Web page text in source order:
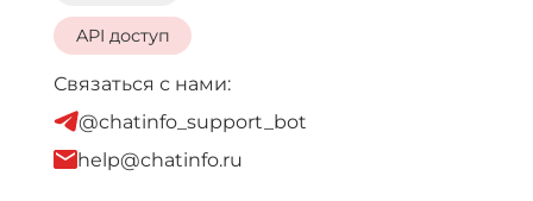
API доступ
Связаться с нами:
@chatinfo_support_bot
help@chatinfo.ru